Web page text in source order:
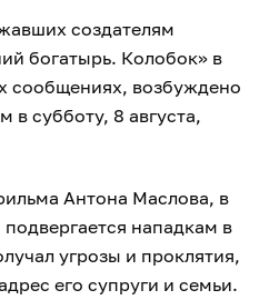
создателям
богатырь. Колобок» в
сообщениях, возбуждено
в субботу, 8 августа,
Антона Маслова, в
нападкам в
угрозы и проклятия,
его супруги и семьи.